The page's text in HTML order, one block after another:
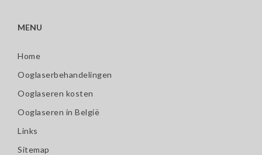
MENU
Home
Ooglaserbehandelingen
Ooglaseren kosten
Ooglaseren in België
Links
Sitemap